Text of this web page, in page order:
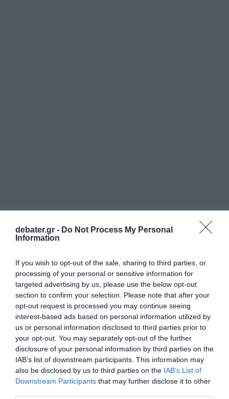
debater.gr - Do Not Process My Personal
Information
If you wish to opt-out of the sale, sharing to third parties, or
processing of your personal or sensitive information for
targeted advertising by us, please use the below opt-out
section to confirm your selection. Please note that after your
opt-out request is processed you may continue seeing
interest-based ads based on personal information utilized by
us or personal information disclosed to third parties prior to
your opt-out. You may separately opt-out of the further
disclosure of your personal information by third parties on the
IAB’s list of downstream participants. This information may
also be disclosed by us to third parties on the IAB’s List of
Downstream Participants that may further disclose it to other
ΠΟΛΙΤΙΚΗ